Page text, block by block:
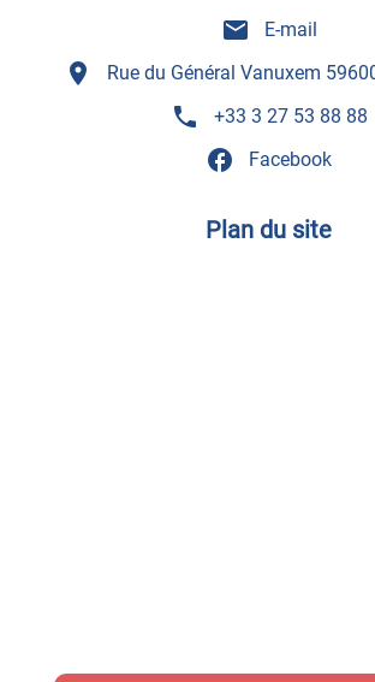
mail
E-mail
room Rue du Général Vanuxem
phone +33 3 27 53 88 88
facebook Facebook
Plan du site